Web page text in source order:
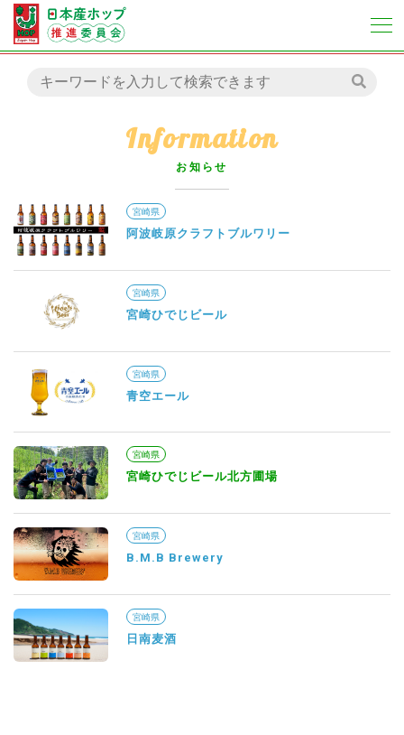
Information
お知らせ
宮崎県
阿波岐原クラフトブルワリー
宮崎県
宮崎ひでじビール
宮崎県
青空エール
宮崎県
宮崎ひでじビール北方圃場
宮崎県
B.M.B Brewery
宮崎県
日南麦酒